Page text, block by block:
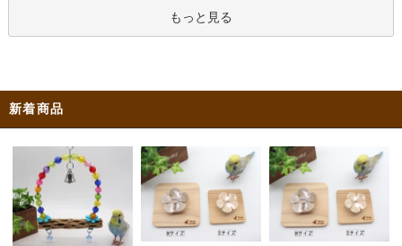
もっと見る
新着商品